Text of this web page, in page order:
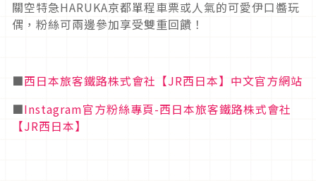
關空特急HARUKA京都單程車票或人氣的可愛伊口醬玩
偶，粉絲可兩邊參加享受雙重回饋！
■西日本旅客鐵路株式會社【JR西日本】中文官方網站
■Instagram官方粉絲專頁-西日本旅客鐵路株式會社
【JR西日本】